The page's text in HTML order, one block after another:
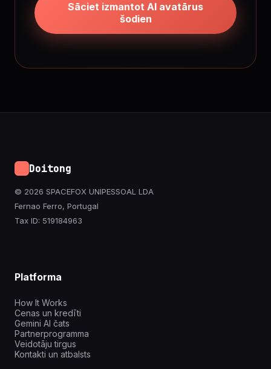
Sāciet izmantot AI avatārus
šodien
Doitong
© 2026 SPACEFOX UNIPESSOAL LDA
Fernao Ferro, Portugal
Tax ID: 519184963
Platforma
How It Works
Cenas un kredīti
Gemini AI čats
Partnerprogramma
Veidotāju tirgus
Kontakti un atbalsts